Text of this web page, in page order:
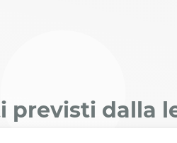
previsti dalla